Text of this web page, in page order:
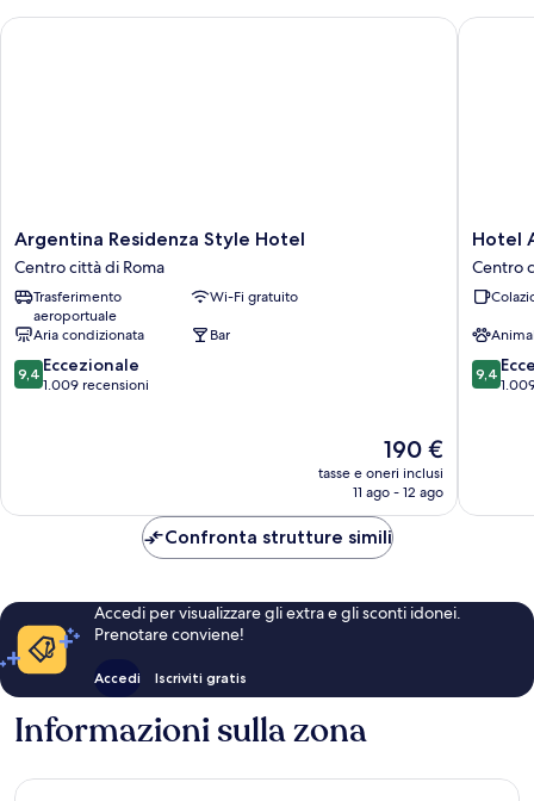
Argentina
Residenza
Style
Hotel
Centro
città
di
Roma
Argentina Residenza Style Hotel
Centro città di Roma
Trasferimento
aeroportuale
Wi-Fi gratuito
Aria condizionata
Bar
9.4
su
9,4 Eccezionale
1.009 recensioni
Il
prezzo
attuale
190 €
190 €
tasse e oneri inclusi
11 ago - 12 ago
Argentina Residenza Style Hotel
Hotel
Abruzzi
Centro
città
Roma
Hotel
Centro
9.4
su
9,4
Hotel
Confronta strutture simili
Accedi per visualizzare gli extra e gli sconti idonei.
Prenotare conviene!
Accedi Iscriviti gratis
Informazioni sulla zona